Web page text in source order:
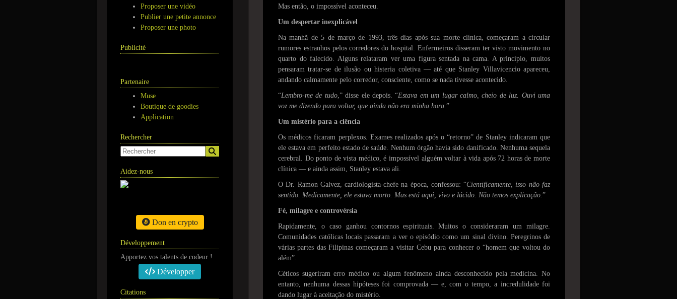
Proposer une vidéo
Publier une petite annonce
Proposer une photo
Publicité
Partenaire
Muse
Boutique de goodies
Application
Rechercher
Aidez-nous
Don en crypto
Développement
Apportez vos talents de codeur !
Développer
Citations
Mas então, o impossível aconteceu.
Um despertar inexplicável
Na manhã de 5 de março de 1993, três dias após sua morte clínica, começaram a circular
rumores estranhos pelos corredores do hospital. Enfermeiros disseram ter visto movimento no
quarto do falecido. Alguns relataram ver uma figura sentada na cama. A princípio, muitos
pensaram tratar-se de ilusão ou histeria coletiva — até que Stanley Villavicencio apareceu,
andando calmamente pelo corredor, consciente, como se nada tivesse acontecido.
“Lembro-me de tudo,” disse ele depois. “Estava em um lugar calmo, cheio de luz. Ouvi uma
voz me dizendo para voltar, que ainda não era minha hora.”
Um mistério para a ciência
Os médicos ficaram perplexos. Exames realizados após o “retorno” de Stanley indicaram que
ele estava em perfeito estado de saúde. Nenhum órgão havia sido danificado. Nenhuma sequela
cerebral. Do ponto de vista médico, é impossível alguém voltar à vida após 72 horas de morte
clínica — e ainda assim, Stanley estava ali.
O Dr. Ramon Galvez, cardiologista-chefe na época, confessou: “Cientificamente, isso não faz
sentido. Medicamente, ele estava morto. Mas está aqui, vivo e lúcido. Não temos explicação.”
Fé, milagre e controvérsia
Rapidamente, o caso ganhou contornos espirituais. Muitos o consideraram um milagre.
Comunidades católicas locais passaram a ver o episódio como um sinal divino. Peregrinos de
várias partes das Filipinas começaram a visitar Cebu para conhecer o “homem que voltou do
além”.
Céticos sugeriram erro médico ou algum fenômeno ainda desconhecido pela medicina. No
entanto, nenhuma dessas hipóteses foi comprovada — e, com o tempo, a incredulidade foi
dando lugar à aceitação do mistério.